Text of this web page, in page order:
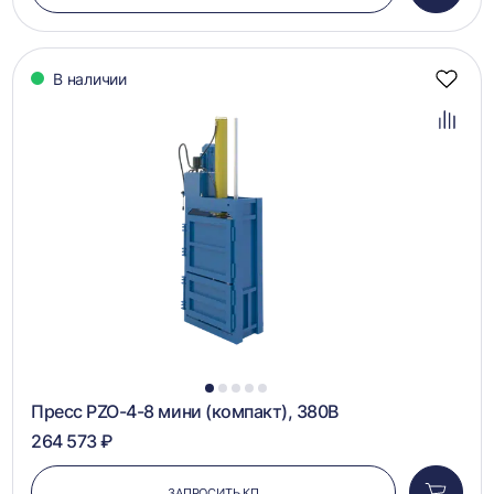
в
В наличии
1 2 3 4 5
Пресс PZO-4-8 мини (компакт), 380В
264 573 ₽